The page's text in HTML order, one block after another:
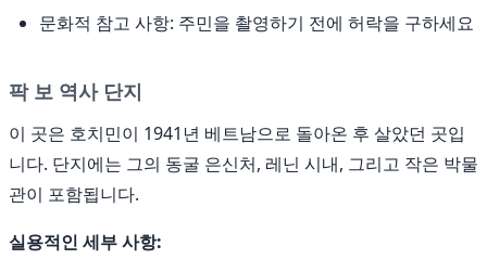
문화적 참고 사항: 주민을 촬영하기 전에 허락을 구하세요
팍 보 역사 단지
이 곳은 호치민이 1941년 베트남으로 돌아온 후 살았던 곳입
니다. 단지에는 그의 동굴 은신처, 레닌 시내, 그리고 작은 박물
관이 포함됩니다.
실용적인 세부 사항: